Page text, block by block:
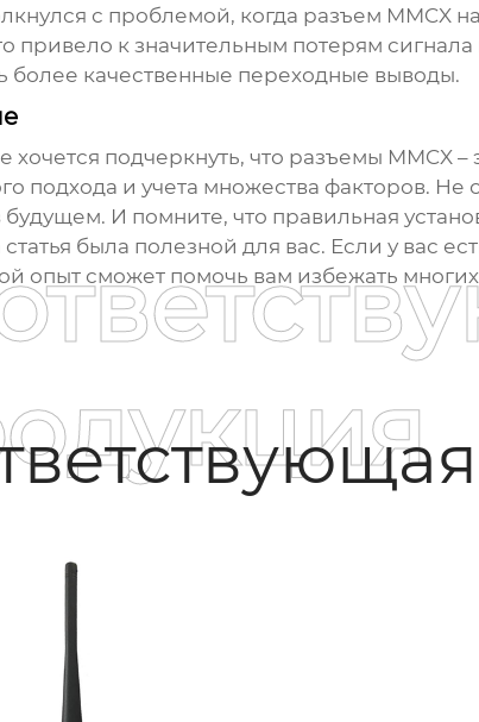
с проблемой, когда разъем MMCX
привело к значительным потерям
более качественные переходные выводы.
хочется подчеркнуть, что разъемы MMCX–
подхода и учета множества факторов. Не
И помните, что правильная
была полезной для вас. Если у вас
опыт сможет помочь вам избежать